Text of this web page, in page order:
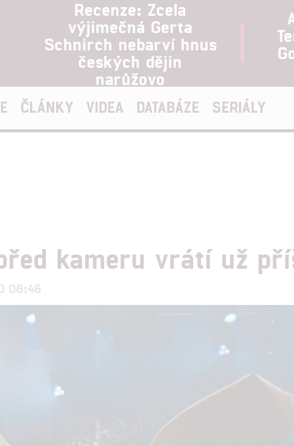
Recenze: Zcela
výjimečná Gerta
Schnirch nebarví hnus
českých dějin
narůžovo
ČLÁNKY VIDEA DATABÁZE SERIÁLY
kameru vrátí už
08:46